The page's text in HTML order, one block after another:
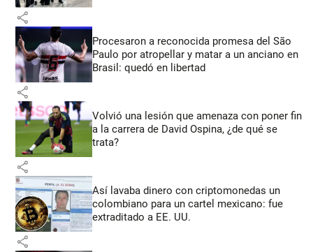
share
Procesaron a reconocida promesa del São
Paulo por atropellar y matar a un anciano en
Brasil: quedó en libertad
share
Volvió una lesión que amenaza con poner fin
a la carrera de David Ospina, ¿de qué se
trata?
share
Así lavaba dinero con criptomonedas un
colombiano para un cartel mexicano: fue
extraditado a EE. UU.
share